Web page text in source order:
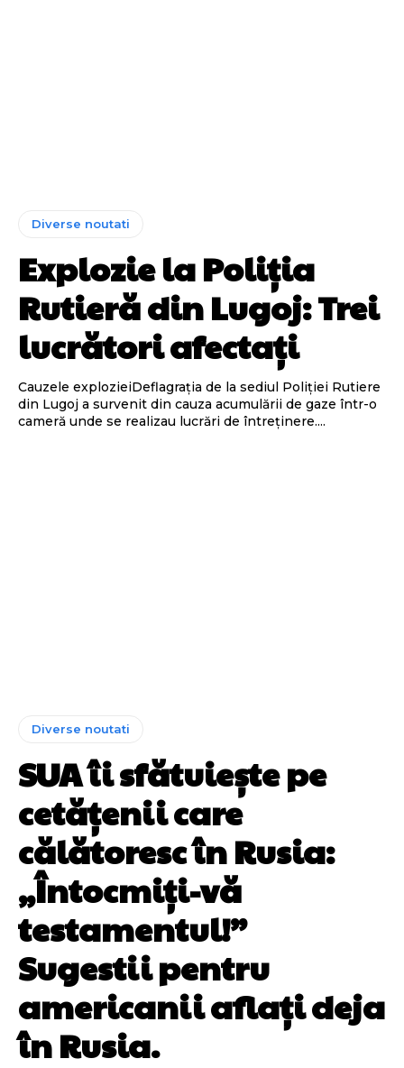
Diverse noutati
Explozie la Poliția
Rutieră din Lugoj: Trei
lucrători afectați
Cauzele explozieiDeflagrația de la sediul Poliției Rutiere
din Lugoj a survenit din cauza acumulării de gaze într-o
cameră unde se realizau lucrări de întreținere....
Diverse noutati
SUA îi sfătuiește pe
cetățenii care
călătoresc în Rusia:
„Întocmiți-vă
testamentul!”
Sugestii pentru
americanii aflați deja
în Rusia.